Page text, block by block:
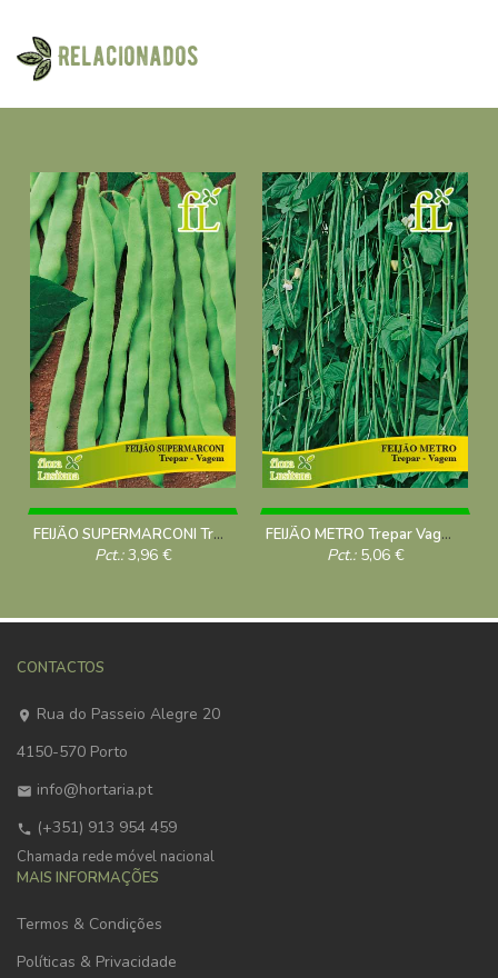
Relacionados
FEIJÃO SUPERMARCONI Trepar-Vagem 100g
Pct.:3,96 €
FEIJÃO METRO Trepar Vagem 100 Grs
Pct.: 5,06 €
CONTACTOS
Rua do Passeio Alegre 20
4150-570 Porto
info@hortaria.pt
(+351) 913 954 459
Chamada rede móvel nacional
MAIS INFORMAÇÕES
Termos & Condições
Políticas & Privacidade